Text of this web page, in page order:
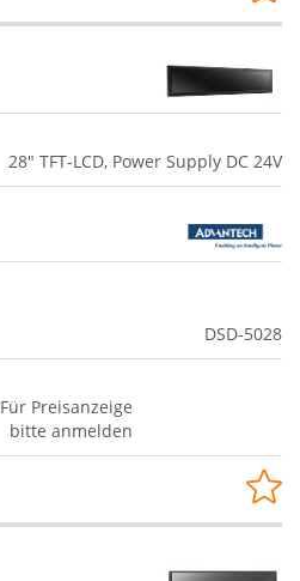
28" TFT-LCD, Power Supply DC 24V
DSD-5028
Für Preisanzeige
bitte anmelden